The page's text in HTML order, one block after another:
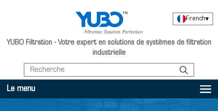
YUBO Filtration - Votre expert en solutions de systèmes de filtration
industrielle
French▾
Le menu